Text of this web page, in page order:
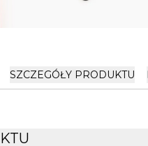
SZCZEGÓŁY PRODUKTU